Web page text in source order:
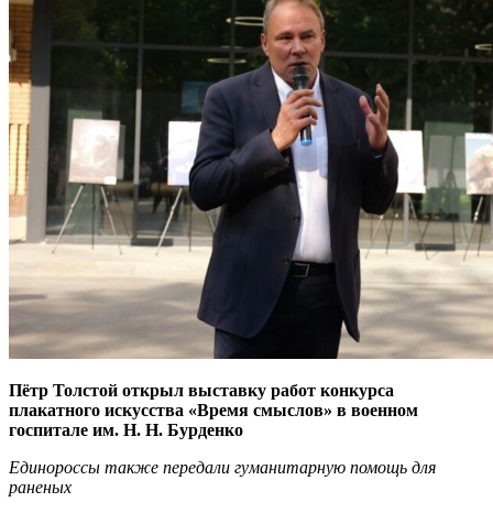
Пётр Толстой открыл выставку работ конкурса
плакатного искусства «Время смыслов» в военном
госпитале им. Н. Н. Бурденко
Единороссы также передали гуманитарную помощь для
раненых